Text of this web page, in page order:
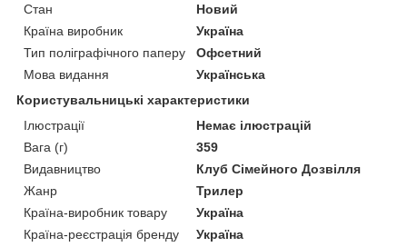
Стан
Новий
Країна виробник
Україна
Тип поліграфічного паперу
Офсетний
Мова видання
Українська
Користувальницькі характеристики
Ілюстрації
Немає ілюстрацій
Вага (г)
359
Видавництво
Клуб Сімейного Дозвілля
Жанр
Трилер
Країна-виробник товару
Україна
Країна-реєстрація бренду
Україна